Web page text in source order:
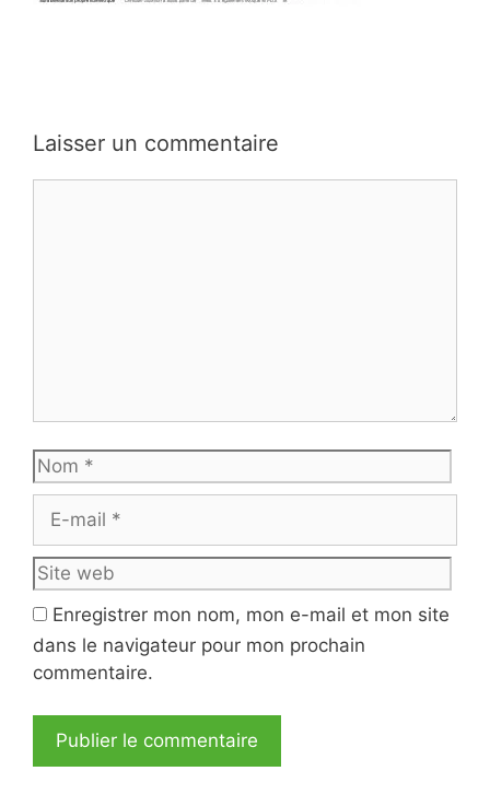
Laisser un commentaire
Nom
mail
Site
web
Enregistrer mon nom, mon e-mail et mon site
dans le navigateur pour mon prochain
commentaire.